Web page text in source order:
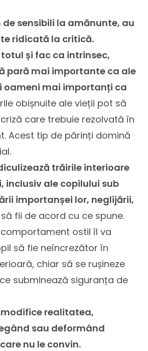
de sensibili la amănunte, au
ridicată la critică.
totul și fac ca intrinsec,
pară mai importante ca ale
oameni mai importanți ca
obișnuite ale vieții pot să
care trebuie rezolvată în
Acest tip de părinți domină
trăirile interioare
inclusiv ale copilului sub
importanșei lor, neglijării,
fii de acord cu ce spune.
ostil îl va
să fie neîncrezător în
chiar să se rușineze
subminează siguranța de
realitatea,
sau deformând
nu le convin.